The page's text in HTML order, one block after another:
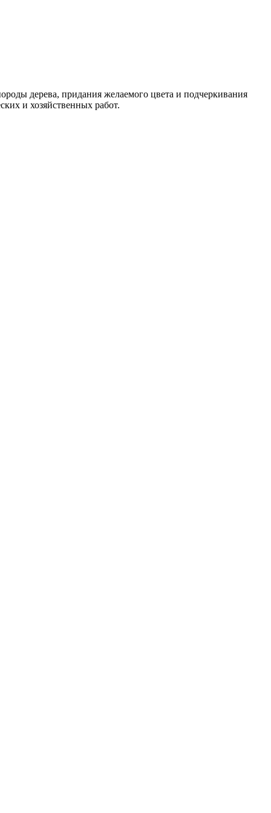
дерева, придания желаемого цвета и подчеркивания
и хозяйственных работ.